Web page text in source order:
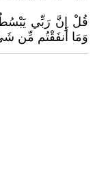
قُلْ إِنَّ رَبِّي يَبْسُطُ
وَمَا أَنفَقْتُم مِّن